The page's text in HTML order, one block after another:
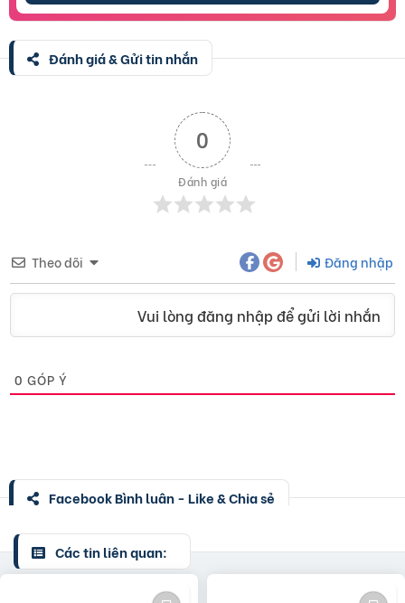
Đánh giá & Gửi tin nhắn
0
Đánh giá
Theo dõi Đăng nhập
Vui lòng đăng nhập để gửi lời nhắn
0 GÓP Ý
Facebook Bình luận - Like & Chia sẻ
Các tin liên quan: